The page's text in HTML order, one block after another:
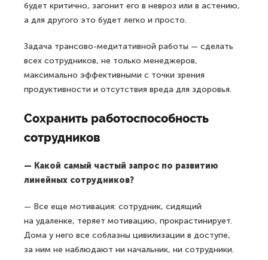
будет критично, загонит его в невроз или в астению,
а для другого это будет легко и просто.
Задача трансово-медитативной работы — сделать
всех сотрудников, не только менеджеров,
максимально эффективными с точки зрения
продуктивности и отсутствия вреда для здоровья.
Сохранить работоспособность
сотрудников
— Какой самый частый запрос по развитию
линейных сотрудников?
— Все еще мотивация: сотрудник, сидящий
на удаленке, теряет мотивацию, прокрастинирует.
Дома у него все соблазны цивилизации в доступе,
за ним не наблюдают ни начальник, ни сотрудники.